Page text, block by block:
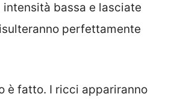
bassa e lasciate
perfettamente
è fatto. I ricci appariranno